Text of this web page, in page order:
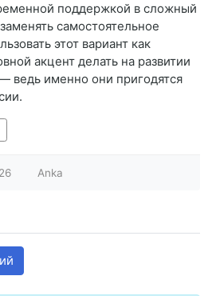
поддержкой в сложный
самостоятельное
этот вариант как
акцент делать на развитии
ведь именно они пригодятся
Anka